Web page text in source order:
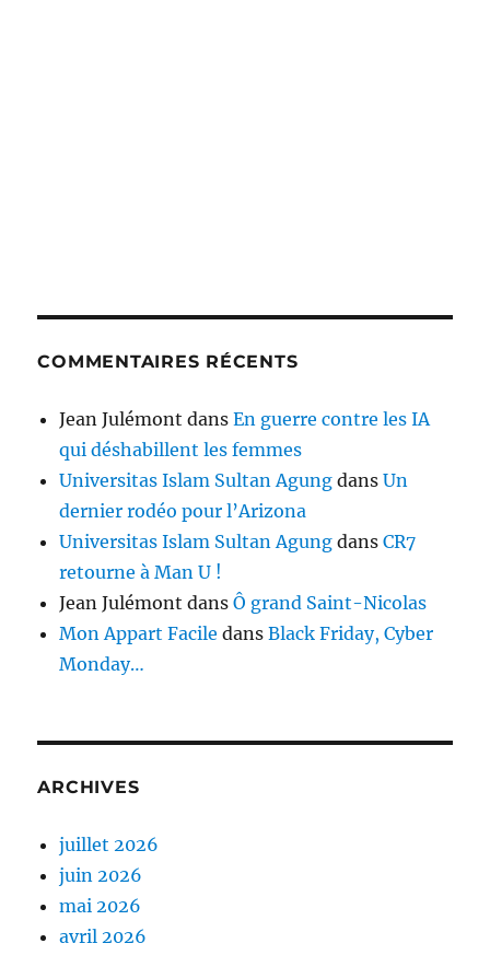
COMMENTAIRES RÉCENTS
Jean Julémont dansEn guerre contre les IA
qui déshabillent les femmes
Universitas Islam Sultan Agung dansUn
dernier rodéo pour l’Arizona
Universitas Islam Sultan Agung dansCR7
retourne à Man U !
Jean Julémont dansÔ grand Saint-Nicolas
Mon Appart Facile dansBlack Friday, Cyber
Monday…
ARCHIVES
juillet 2026
juin 2026
mai 2026
avril 2026